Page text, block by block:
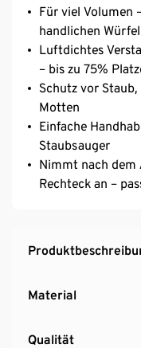
Für viel Volumen
handlichen
Luftdichtes
– bis zu 75%
Schutz vor
Motten
Einfache
Staubsauger
Nimmt nach dem
Rechteck an –
Material
Qualität